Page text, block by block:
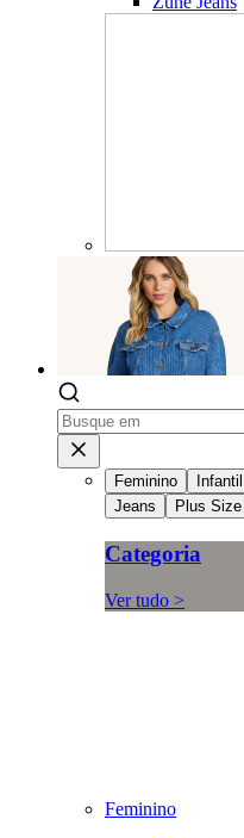
Feminino Infantil
Jeans
Plus Size
Categoria
Ver tudo >
Feminino